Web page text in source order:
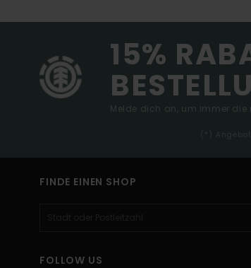
15%
Melde dich an, um immer die
(*)
FINDE EINEN SHOP
FOLLOW US